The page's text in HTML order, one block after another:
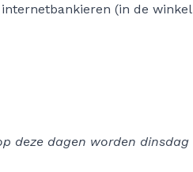
(in de
deze dagen worden dinsdag